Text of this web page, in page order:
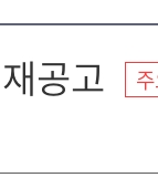
공고